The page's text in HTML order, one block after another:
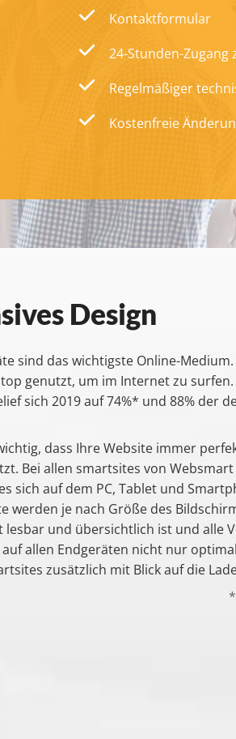
Kontaktformular
24-Stunden-Zugang
Regelmäßiger
Kostenfreie
Design
sind das wichtigste Online-
genutzt, um im Internet zu
sich 2019 auf74%* und 88% der
dass Ihre Website immer
Bei allen smartsites von
sich auf dem PC, Tablet und
werden je nach Größe des
lesbar und übersichtlich ist und alle
allen Endgeräten nicht nur
zusätzlich mit Blick auf die